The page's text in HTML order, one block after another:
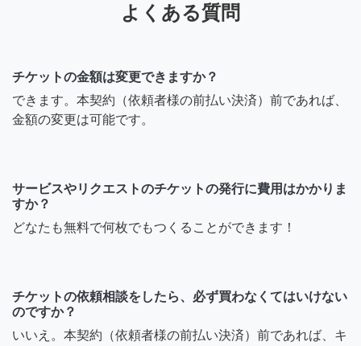
よくある質問
チケットの金額は変更できますか？
できます。本契約（依頼者様の前払い決済）前であれば、
金額の変更は可能です。
サービスやリクエストのチケットの発行に費用はかかりま
すか？
どなたも無料で何枚でもつくることができます！
チケットの依頼相談をしたら、必ず買わなくてはいけない
のですか？
いいえ。本契約（依頼者様の前払い決済）前であれば、キ